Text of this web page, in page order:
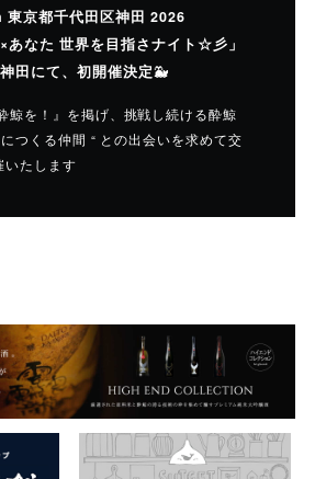
東京都千代田区神田 2026
×あなた 世界を目指さナイト☆彡」
田にて、初開催決定🐳
鯨を！』を掲げ、挑戦し続ける酔鯨
つくる仲間 “ との出会いを求めて交
いたします